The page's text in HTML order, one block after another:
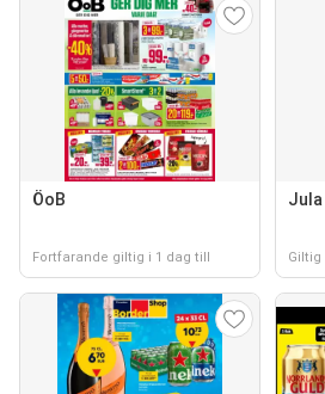
ÖoB
Fortfarande giltig i 1 dag till
Jula
Giltig